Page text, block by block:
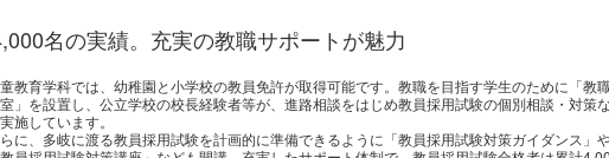
名の実績。充実の教職サポートが魅力
教育学科では、幼稚園と小学校の教員免許が取得可能です。教職を目指す学生のために「教
」を設置し、公立学校の校長経験者等が、進路相談をはじめ教員採用試験の個別相談・対策
施しています。
に、多岐に渡る教員採用試験を計画的に準備できるように「教員採用試験対策ガイダンス」